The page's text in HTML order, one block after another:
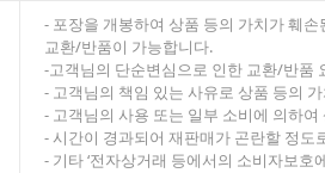
- 포장을 개봉하여 상품 등의 가치가 훼
교환/반품이 가능합니다.
-고객님의 단순변심으로 인한 교환/반품
- 고객님의 책임 있는 사유로 상품 등의
- 고객님의 사용 또는 일부 소비에 의하
- 시간이 경과되어 재판매가 곤란할 정도
- 기타 ‘전자상거래 등에서의 소비자보호